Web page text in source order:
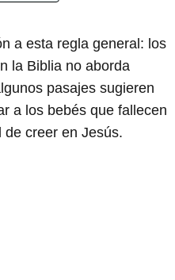
a esta regla general: los
la Biblia no aborda
pasajes sugieren
a los bebés que fallecen
creer en Jesús.